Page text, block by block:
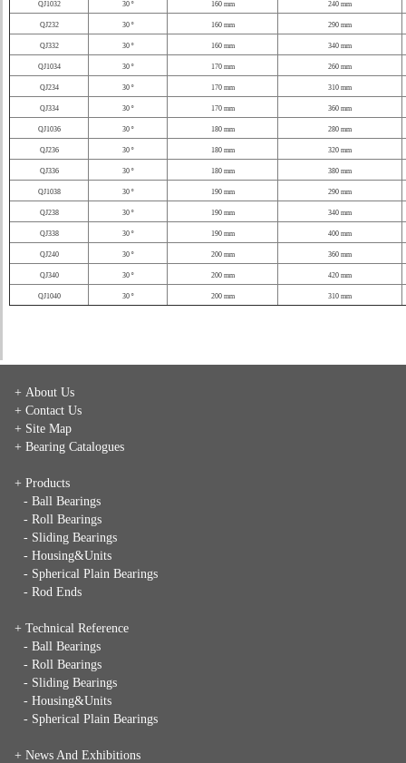
QJ1032 30 º 160 mm 240 mm
QJ232 30 º 160 mm 290 mm
QJ332 30 º 160 mm 340 mm
QJ1034 30 º 170 mm 260 mm
QJ234 30 º 170 mm 310 mm
QJ334 30 º 170 mm 360 mm
QJ1036 30 º 180 mm 280 mm
QJ236 30 º 180 mm 320 mm
QJ336 30 º 180 mm 380 mm
QJ1038 30 º 190 mm 290 mm
QJ238 30 º 190 mm 340 mm
QJ338 30 º 190 mm 400 mm
QJ240 30 º 200 mm 360 mm
QJ340 30 º 200 mm 420 mm
QJ1040 30 º 200 mm 310 mm
+ About Us
+ Contact Us
+ Site Map
+ Bearing Catalogues
+ Products
- Ball Bearings
- Roll Bearings
- Sliding Bearings
- Housing&Units
- Spherical Plain Bearings
- Rod Ends
+ Technical Reference
- Ball Bearings
- Roll Bearings
- Sliding Bearings
- Housing&Units
- Spherical Plain Bearings
+ News And Exhibitions